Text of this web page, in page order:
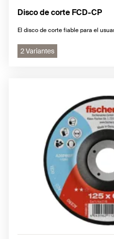
Disco de corte FCD-CP
El disco de corte fiable para el
2 Variantes